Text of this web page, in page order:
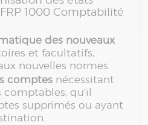
1000 Comptabilité
des nouveaux
et facultatifs,
nouvelles normes.
comptes nécessitant
qu'il
supprimés ou ayant